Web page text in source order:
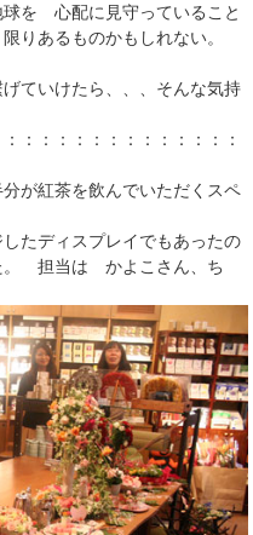
を 心配に見守っていること
りあるものかもしれない。
ていけたら、、、そんな気持
：：：：：：：：：：：：：
が紅茶を飲んでいただくスペ
たディスプレイでもあったの
。 担当は かよこさん、ち